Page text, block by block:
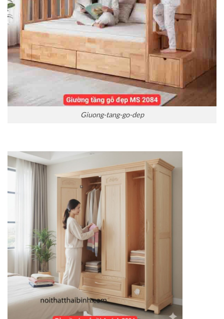
Giuong-tang-go-dep